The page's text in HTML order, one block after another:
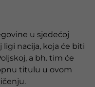
u sjedećoj
nacija, koja će biti
a bh. tim će
titulu u ovom